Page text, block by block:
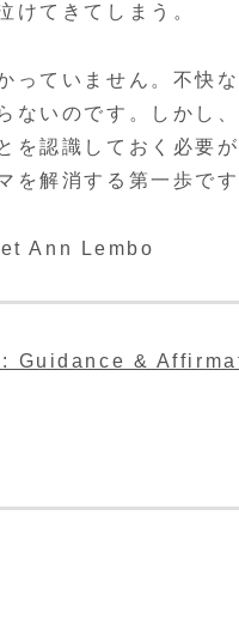
けてきてしまう。
っていません。不快
ないのです。しかし
を認識しておく必要
を解消する第一歩です
Ann Lembo
&